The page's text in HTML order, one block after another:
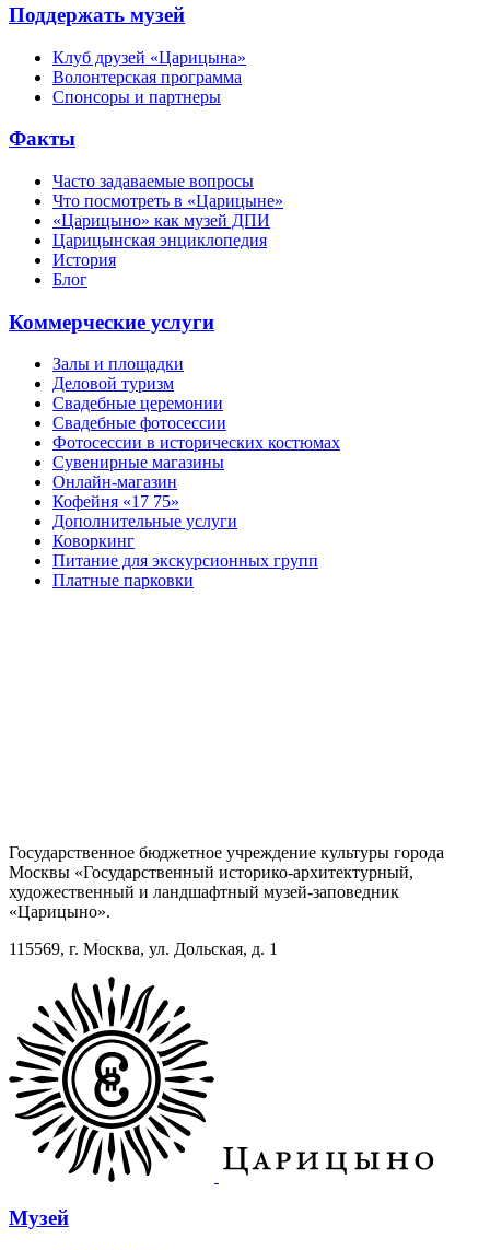
Поддержать музей
Клуб друзей «Царицына»
Волонтерская программа
Спонсоры и партнеры
Факты
Часто задаваемые вопросы
Что посмотреть в «Царицыне»
«Царицыно» как музей ДПИ
Царицынская энциклопедия
История
Блог
Коммерческие услуги
Залы и площадки
Деловой туризм
Свадебные церемонии
Свадебные фотосессии
Фотосессии в исторических костюмах
Сувенирные магазины
Онлайн-магазин
Кофейня «17 75»
Дополнительные услуги
Коворкинг
Питание для экскурсионных групп
Платные парковки
Государственное бюджетное учреждение культуры города
Москвы «Государственный историко-архитектурный,
художественный и ландшафтный музей-заповедник
«Царицыно».
115569, г. Москва, ул. Дольская, д. 1
Музей